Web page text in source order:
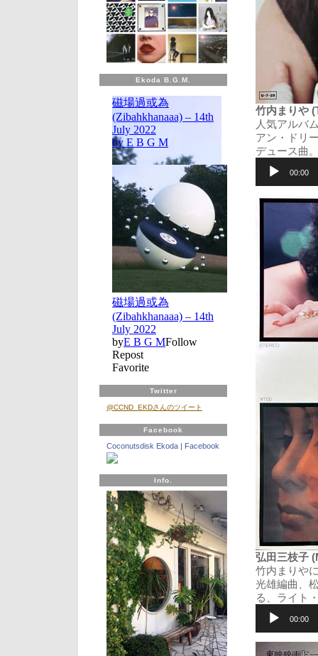
竹内まりや
人気アルバ
アン・ドリ
デュース曲
プ
レ
ー
00:00
弘田三枝子
竹内まりや
光雄編曲、
る、ライト
プ
レ
00:00
Ekoda B.G.M.
Twitter
@CCND_EKDさんのツイート
Facebook
Coconutsdisk Ekoda | Facebook
Info.